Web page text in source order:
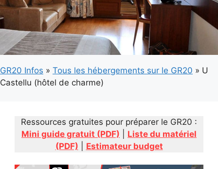
GR20 Infos » Tous les hébergements sur le GR20 » U
Castellu (hôtel de charme)
Ressources gratuites pour préparer le GR20 :
Mini guide gratuit (PDF)
Liste du matériel
(PDF)
Estimateur budget